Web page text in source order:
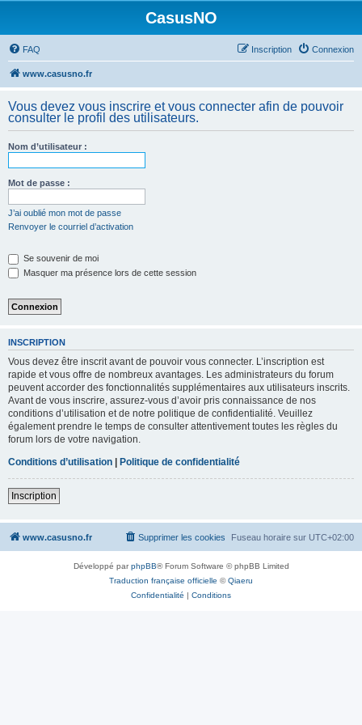
CasusNO
FAQ Connexion
Inscription
www.casusno.fr
Vous devez vous inscrire et vous connecter afin de pouvoir
consulter le profil des utilisateurs.
Nom d’utilisateur :
Mot de passe :
J’ai oublié mon mot de passe
Renvoyer le courriel d’activation
Se souvenir de moi
Masquer ma présence lors de cette session
INSCRIPTION
Vous devez être inscrit avant de pouvoir vous connecter. L’inscription est
rapide et vous offre de nombreux avantages. Les administrateurs du forum
peuvent accorder des fonctionnalités supplémentaires aux utilisateurs inscrits.
Avant de vous inscrire, assurez-vous d’avoir pris connaissance de nos
conditions d’utilisation et de notre politique de confidentialité. Veuillez
également prendre le temps de consulter attentivement toutes les règles du
forum lors de votre navigation.
Conditions d’utilisation | Politique de confidentialité
Inscription
www.casusno.fr Fuseau horaire sur UTC+02:00
Supprimer les cookies
Développé parphpBB® Forum Software © phpBB Limited
Traduction française officielle ©Qiaeru
Confidentialité | Conditions